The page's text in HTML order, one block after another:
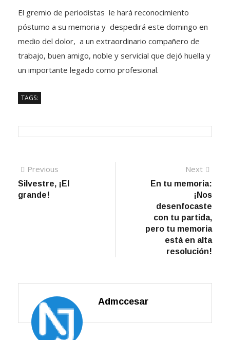
El gremio de periodistas le hará reconocimiento
póstumo a su memoria y despedirá este domingo en
medio del dolor, a un extraordinario compañero de
trabajo, buen amigo, noble y servicial que dejó huella y
un importante legado como profesional.
TAGS:
Navegación
de
Previous
post:
Silvestre, ¡El
grande!
Next
En tu memoria:
¡Nos
desenfocaste
con tu partida,
pero tu memoria
está en alta
resolución!
Admccesar